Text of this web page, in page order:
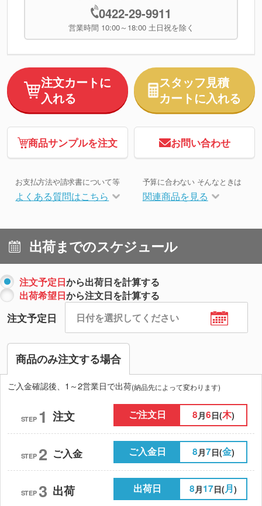
0422-29-9911
営業時間 10:00～18:00 土日祝を除く
注文カートに
入れる
スタッフ見積
カートに入れる
商品サンプルを注文 お問い合わせ
お支払方法や請求書について等
よくある質問はこちら
予算に合わない そんなときは
関連商品を見る
出荷までのスケジュール
注文予定日から出荷日を計算する
出荷希望日から注文日を計算する
注文予定日
商品のみ注文する場合
ご入金確認後、1～2営業日で出荷(納品先によって変わります)
STEP 1 注文 ご注文日 8 月6日(木)
STEP 2 ご入金 ご入金日 8 月7日(金)
STEP 3 出荷 出荷日 8 月17日(月)